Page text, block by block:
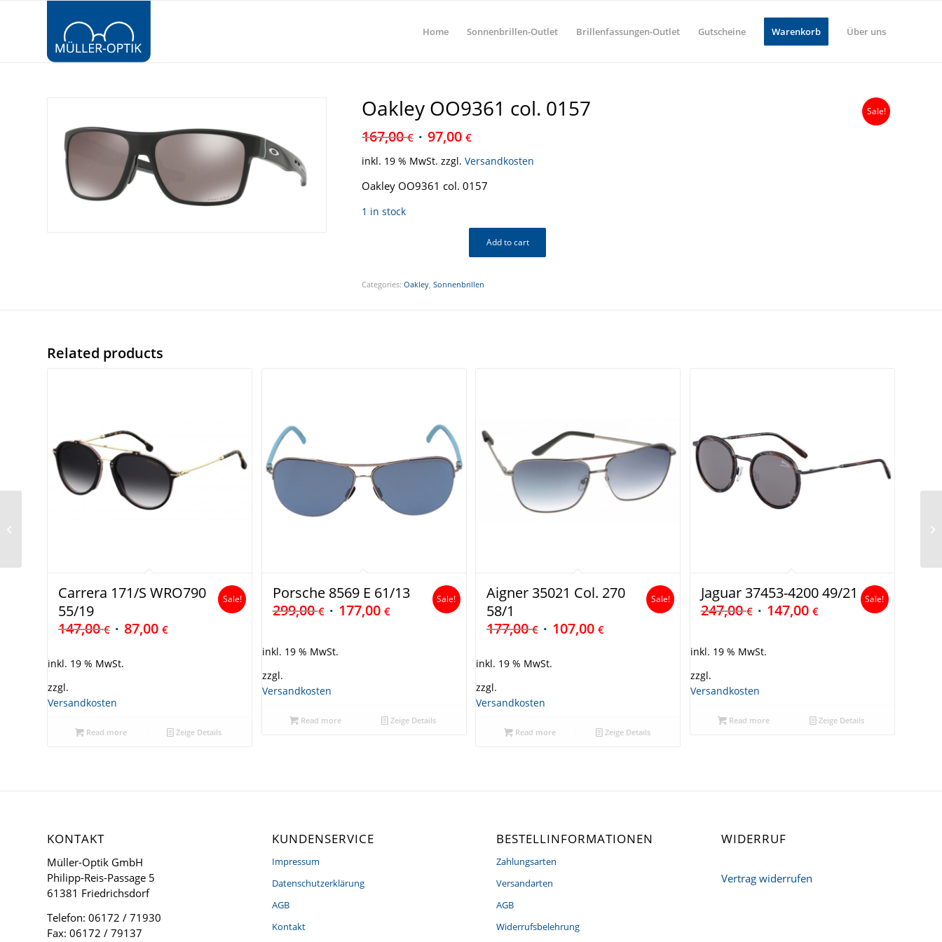
Home Sonnenbrillen-Outlet Brillenfassungen-Outlet Gutscheine Warenkorb Über uns
Sale!
Oakley OO9361 col. 0157
167,00€ 97,00€
inkl. 19 % MwSt. zzgl.Versandkosten
Oakley OO9361 col. 0157
1 in stock
Add to cart
Categories:Oakley ,Sonnenbrillen
Related products
Carrera 171/S WRO790
55/19
147,00€ 87,00 €
Sale!
inkl. 19 % MwSt.
zzgl.
Versandkosten
Read more Zeige Details
Porsche 8569 E 61/13
299,00€ 177,00 €
Sale!
inkl. 19 % MwSt.
zzgl.
Versandkosten
Read more Zeige Details
Aigner 35021 Col. 270
58/1
177,00€ 107,00€
Sale!
inkl. 19 % MwSt.
zzgl.
Versandkosten
Read more Zeige Details
Jaguar 37453-4200 49/21
247,00€ 147,00 €
Sale!
inkl. 19 % MwSt.
zzgl.
Versandkosten
Read more Zeige Details
KONTAKT
Müller-Optik GmbH
Philipp-Reis-Passage 5
61381 Friedrichsdorf
Telefon: 06172 / 71930
Fax: 06172 / 79137
KUNDENSERVICE
Impressum
Datenschutzerklärung
AGB
Kontakt
BESTELLINFORMATIONEN
Zahlungsarten
Versandarten
AGB
Widerrufsbelehrung
WIDERRUF
Vertrag widerrufen